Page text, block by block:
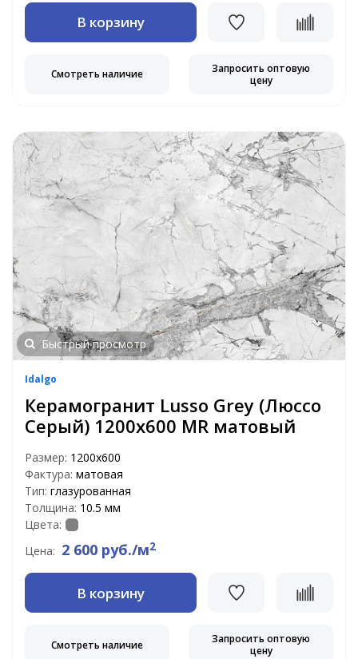
В корзину
Смотреть наличие
Запросить оптовую
цену
Быстрый просмотр
Idalgo
Керамогранит Lusso Grey (Люссо
Серый) 1200х600 MR матовый
Размер: 1200х600
Фактура: матовая
Тип: глазурованная
Толщина: 10.5 мм
Цвета:
Цена: 2 600 руб./м2
В корзину
Смотреть наличие
Запросить оптовую
цену